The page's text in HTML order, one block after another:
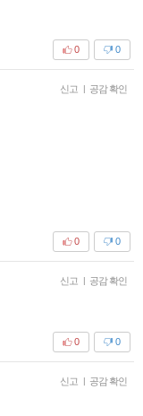
0
0
신고 | 공감 확인
0
0
신고 | 공감 확인
0
0
신고 | 공감 확인